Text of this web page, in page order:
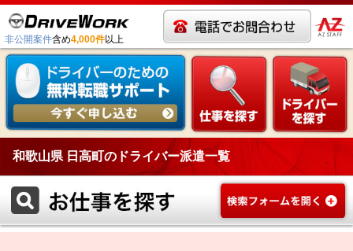
非公開案件含め4,000件以上
和歌山県 日高町のドライバー派遣一覧